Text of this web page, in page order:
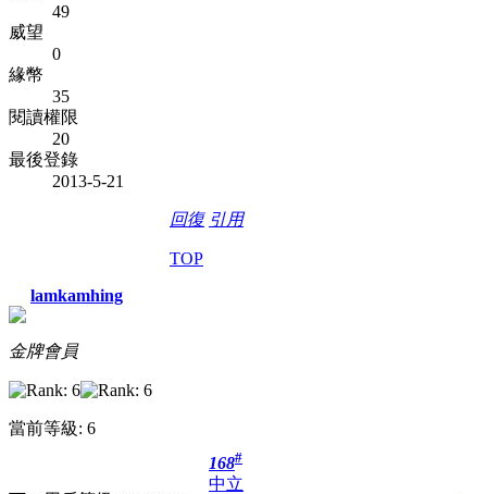
49
威望
0
緣幣
35
閱讀權限
20
最後登錄
2013-5-21
回復 引用
TOP
lamkamhing
金牌會員
當前等級: 6
168#
中立